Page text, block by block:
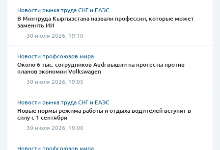
Новости рынка труда СНГ и ЕАЭС
В Минтруда Кыргызстана назвали профессии, которые может
заменить ИИ
30 июля 2026, 19:10
Новости профсоюзов мира
Около 6 тыс. сотрудников Audi вышли на протесты против
планов экономии Volkswagen
30 июля 2026, 19:05
Новости рынка труда СНГ и ЕАЭС
Новые нормы режима работы и отдыха водителей вступят в
силу с 1 сентября
30 июля 2026, 19:00
Новости профсоюзов мира